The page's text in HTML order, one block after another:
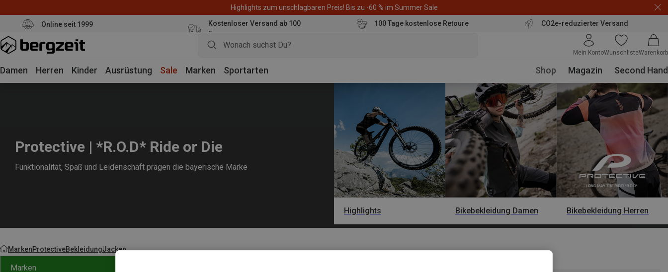
Highlights zum unschlagbaren Preis! Bis zu -60 % im Summer Sale
Online seit 1999
Kostenloser Versand ab 100
Euro
100 Tage kostenlose Retoure CO2e-reduzierter Versand
Mein KontoWunschlisteWarenkorb
Damen Herren Kinder Ausrüstung Sale Marken Sportarten Shop Magazin Second Hand
Protective | *R.O.D* Ride or Die
Funktionalität, Spaß und Leidenschaft prägen die bayerische Marke
Highlights Bikebekleidung Damen Bikebekleidung Herren
MarkenProtectiveBekleidungJacken
Marken